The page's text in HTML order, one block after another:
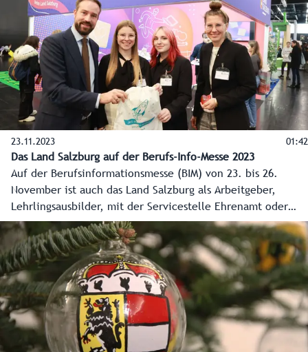
Regierungsspitzen Landeshauptmann Wilfried Haslauer und
Landeshauptmann-Stellvertreterin Marlene Svazek.
23.11.2023 01:42
Das Land Salzburg auf der Berufs-Info-Messe 2023
Auf der Berufsinformationsmesse (BIM) von 23. bis 26.
November ist auch das Land Salzburg als Arbeitgeber,
Lehrlingsausbilder, mit der Servicestelle Ehrenamt oder
den landwirtschaftlichen Fachschulen vertreten.